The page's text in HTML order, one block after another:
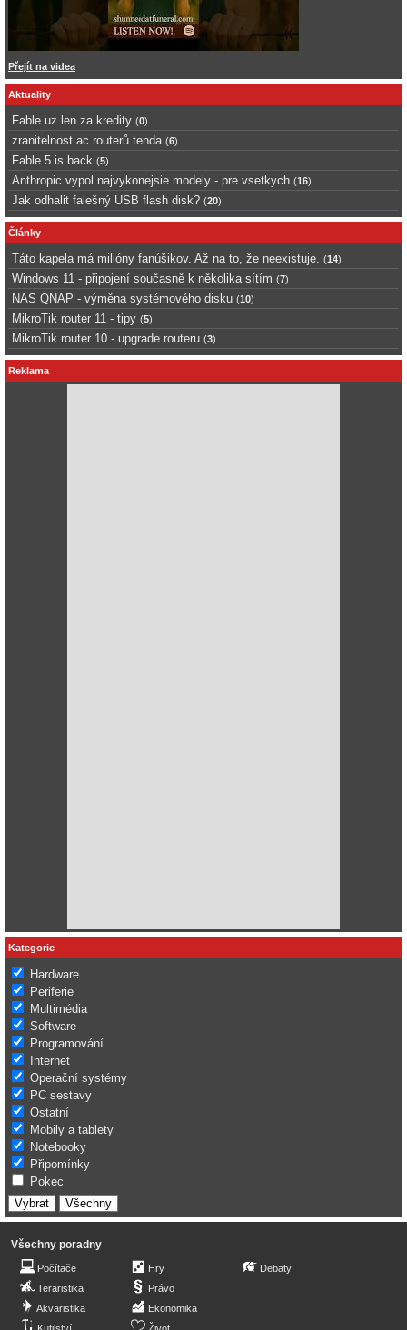
Přejít na videa
Aktuality
Fable uz len za kredity (0)
zranitelnost ac routerů tenda (6)
Fable 5 is back (5)
Anthropic vypol najvykonejsie modely - pre vsetkych (16)
Jak odhalit falešný USB flash disk? (20)
Články
Táto kapela má milióny fanúšikov. Až na to, že neexistuje. (14)
Windows 11 - připojení současně k několika sítím (7)
NAS QNAP - výměna systémového disku (10)
MikroTik router 11 - tipy (5)
MikroTik router 10 - upgrade routeru (3)
Reklama
Kategorie
Hardware
Periferie
Multimédia
Software
Programování
Internet
Operační systémy
PC sestavy
Ostatní
Mobily a tablety
Notebooky
Připomínky
Pokec
Všechny poradny
Počítače
Teraristika
Akvaristika
Hry
Právo
Ekonomika
Debaty